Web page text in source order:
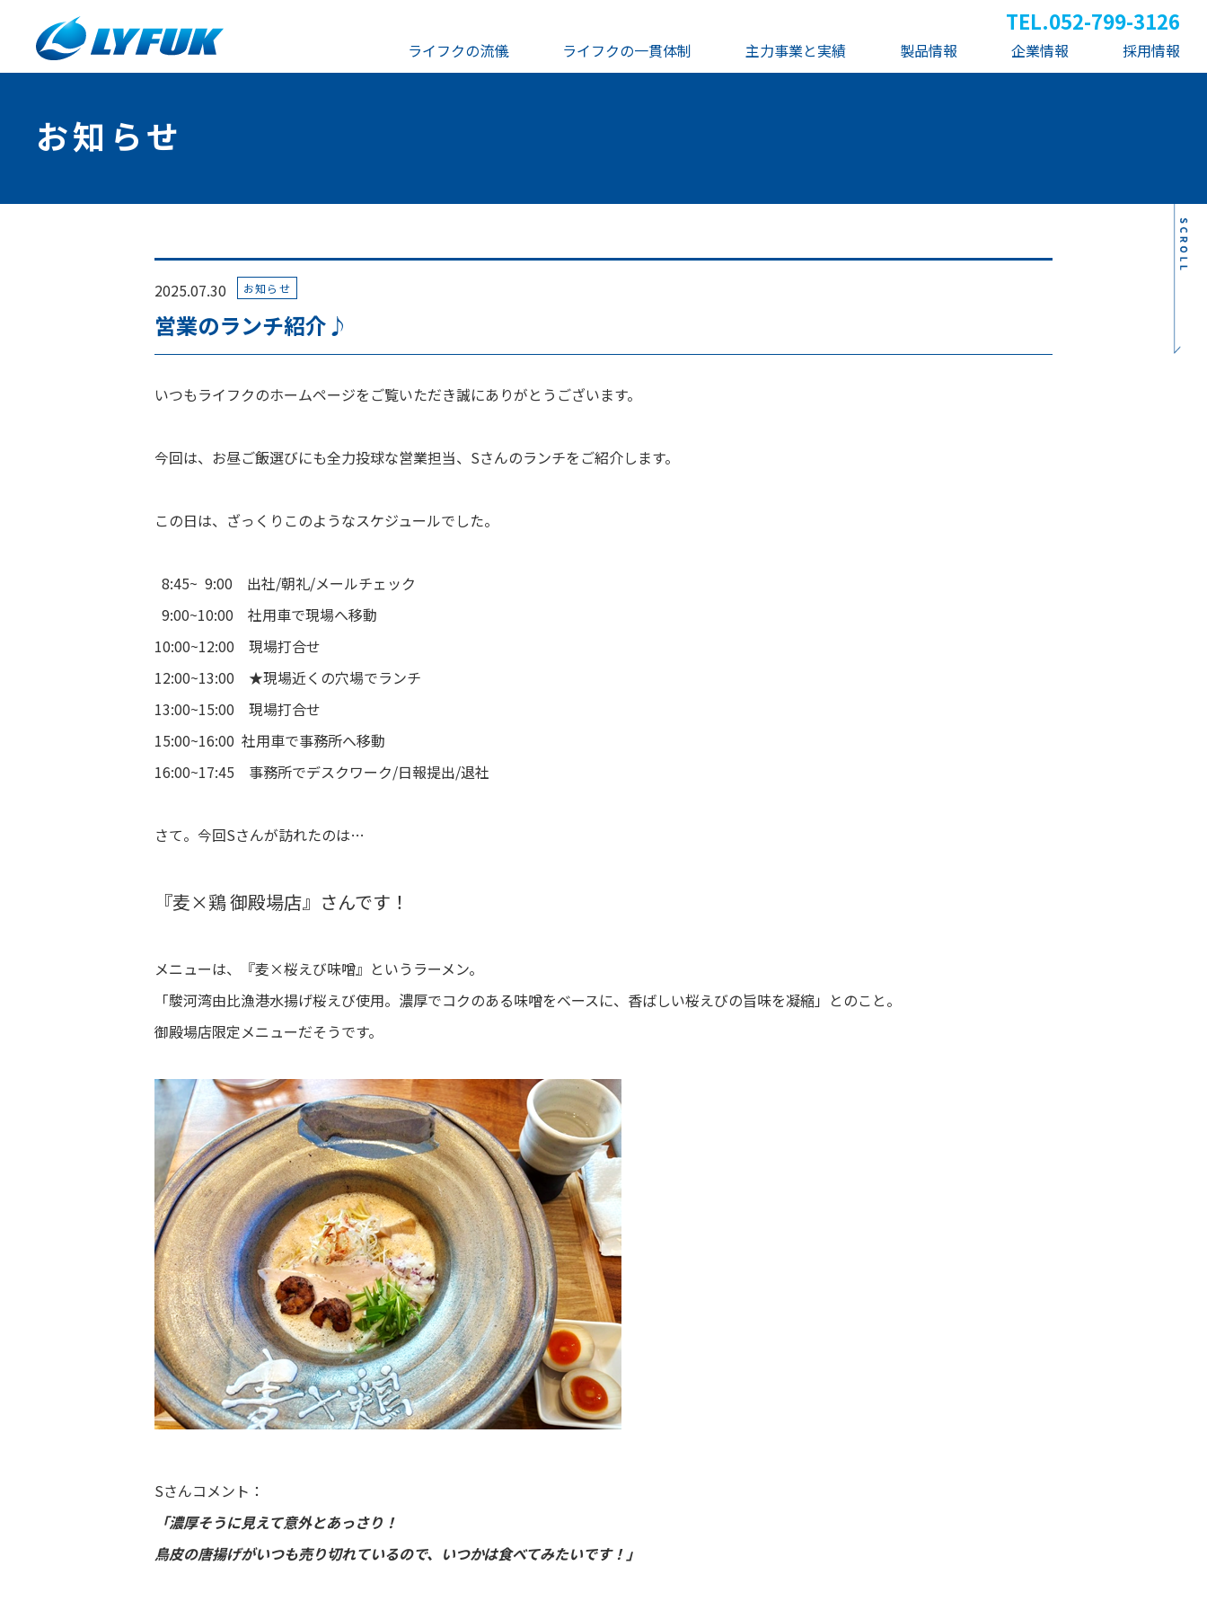
ライフクの流儀 ライフクの一貫体制 主力事業と実績 製品情報 企業情報 採用情報
TEL.052-799-3126
お知らせ
2025.07.30 お知らせ
営業のランチ紹介♪
いつもライフクのホームページをご覧いただき誠にありがとうございます。
今回は、お昼ご飯選びにも全力投球な営業担当、Sさんのランチをご紹介します。
この日は、ざっくりこのようなスケジュールでした。
8:45~ 9:00 出社/朝礼/メールチェック
9:00~10:00 社用車で現場へ移動
10:00~12:00 現場打合せ
12:00~13:00 ★現場近くの穴場でランチ
13:00~15:00 現場打合せ
15:00~16:00 社用車で事務所へ移動
16:00~17:45 事務所でデスクワーク/日報提出/退社
さて。今回Sさんが訪れたのは…
『麦×鶏 御殿場店』さんです！
メニューは、『麦×桜えび味噌』というラーメン。
「駿河湾由比漁港水揚げ桜えび使用。濃厚でコクのある味噌をベースに、香ばしい桜えびの旨味を凝縮」とのこと。
御殿場店限定メニューだそうです。
Sさんコメント：
「濃厚そうに見えて意外とあっさり！
鳥皮の唐揚げがいつも売り切れているので、いつかは食べてみたいです！」